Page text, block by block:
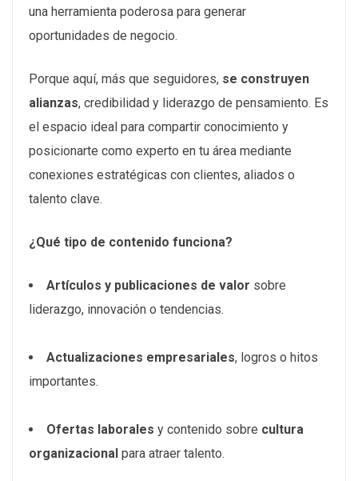
una herramienta poderosa para generar
oportunidades de negocio.
Porque aquí, más que seguidores, se construyen
alianzas, credibilidad y liderazgo de pensamiento. Es
el espacio ideal para compartir conocimiento y
posicionarte como experto en tu área mediante
conexiones estratégicas con clientes, aliados o
talento clave.
¿Qué tipo de contenido funciona?
Artículos y publicaciones de valor sobre
liderazgo, innovación o tendencias.
Actualizaciones empresariales, logros o hitos
importantes.
Ofertas laborales y contenido sobre cultura
organizacional para atraer talento.